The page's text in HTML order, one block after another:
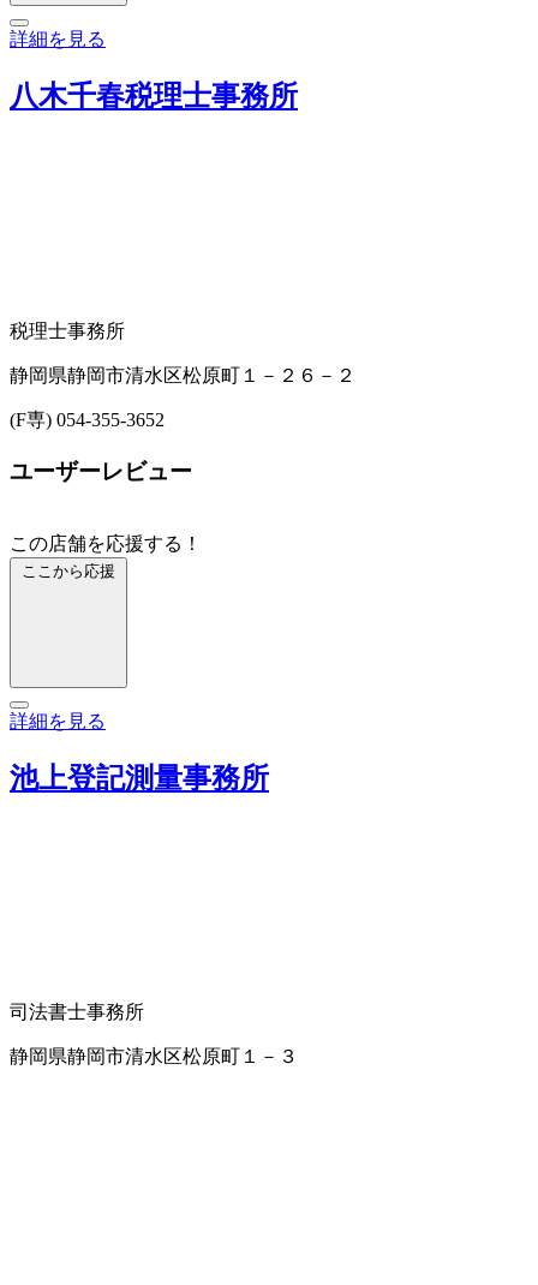
詳細を見る
八木千春税理士事務所
税理士事務所
静岡県静岡市清水区松原町１－２６－２
(F専) 054-355-3652
ユーザーレビュー
この店舗を応援する！
ここから応援
詳細を見る
池上登記測量事務所
司法書士事務所
静岡県静岡市清水区松原町１－３